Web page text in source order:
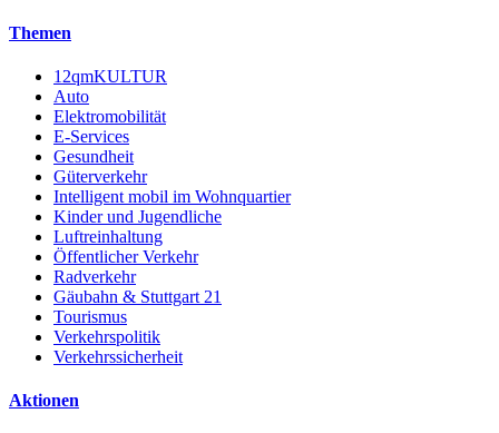
Themen
12qmKULTUR
Auto
Elektromobilität
E-Services
Gesundheit
Güterverkehr
Intelligent mobil im Wohnquartier
Kinder und Jugendliche
Luftreinhaltung
Öffentlicher Verkehr
Radverkehr
Gäubahn & Stuttgart 21
Tourismus
Verkehrspolitik
Verkehrssicherheit
Aktionen